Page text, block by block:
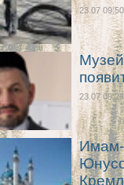
23.07 09:50
23.07 09:28